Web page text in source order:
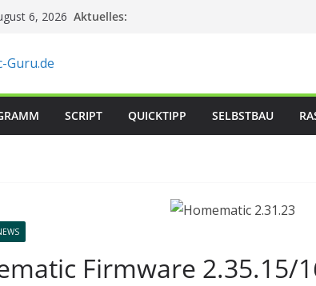
6, 2026 Aktuelles:
SCRIPT QUICKTIPP SELBSTBAU
Firmware 2.35.15/